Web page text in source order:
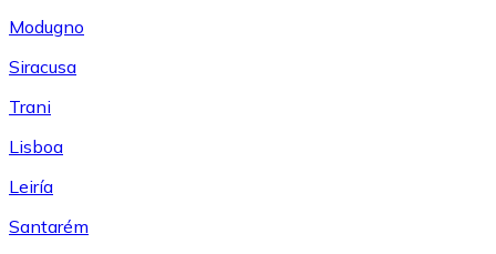
Modugno
Siracusa
Trani
Lisboa
Leiría
Santarém